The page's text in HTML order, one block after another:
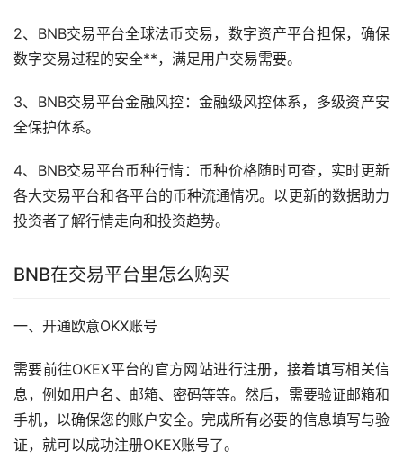
2、BNB交易平台全球法币交易，数字资产平台担保，确保
数字交易过程的安全**，满足用户交易需要。
3、BNB交易平台金融风控：金融级风控体系，多级资产安
全保护体系。
4、BNB交易平台币种行情：币种价格随时可查，实时更新
各大交易平台和各平台的币种流通情况。以更新的数据助力
投资者了解行情走向和投资趋势。
BNB在交易平台里怎么购买
一、开通欧意OKX账号
需要前往OKEX平台的官方网站进行注册，接着填写相关信
息，例如用户名、邮箱、密码等等。然后，需要验证邮箱和
手机，以确保您的账户安全。完成所有必要的信息填写与验
证，就可以成功注册OKEX账号了。